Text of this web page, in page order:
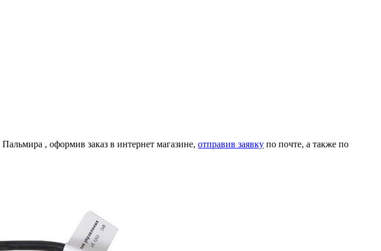
Пальмира , оформив заказ в интернет магазине, отправив заявку по почте, а также по